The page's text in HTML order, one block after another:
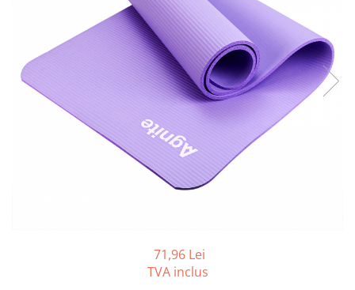
Tipizate autocopiative
Tipizate autocopiative
personalizate
Tipizate offset
Tipizate offset personalizate
71,96 Lei
TVA inclus